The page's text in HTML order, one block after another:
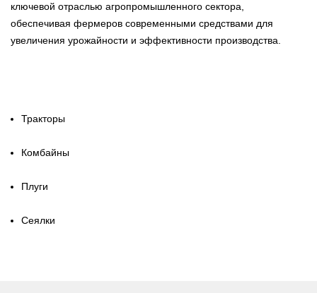
ключевой отраслью агропромышленного сектора,
обеспечивая фермеров современными средствами для
увеличения урожайности и эффективности производства.
Тракторы
Комбайны
Плуги
Сеялки